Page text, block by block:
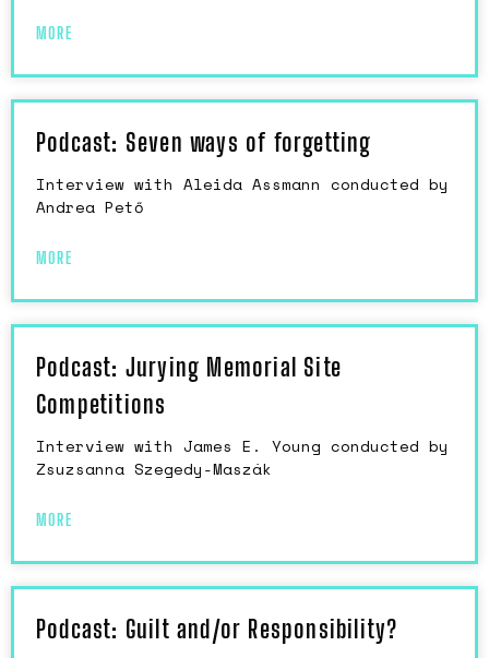
MORE
Podcast: Seven ways of forgetting
Interview with Aleida Assmann conducted by
Andrea Pető
MORE
Podcast: Jurying Memorial Site
Competitions
Interview with James E. Young conducted by
Zsuzsanna Szegedy-Maszák
MORE
Podcast: Guilt and/or Responsibility?